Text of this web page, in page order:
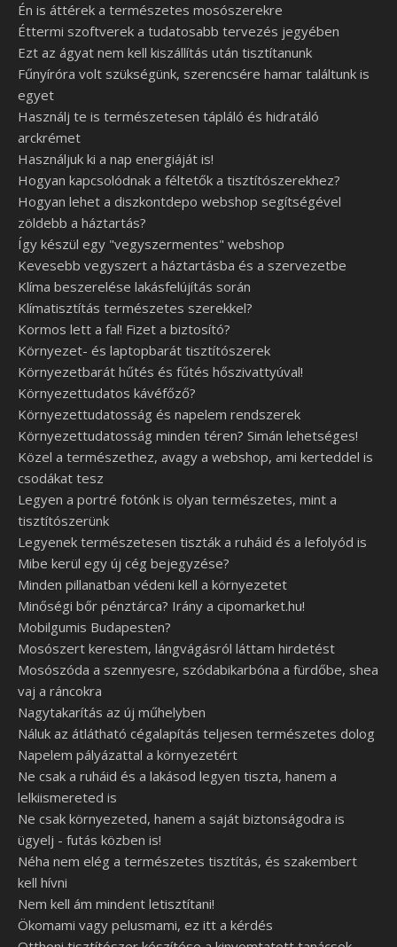
Én is áttérek a természetes mosószerekre
Éttermi szoftverek a tudatosabb tervezés jegyében
Ezt az ágyat nem kell kiszállítás után tisztítanunk
Fűnyíróra volt szükségünk, szerencsére hamar találtunk is
egyet
Használj te is természetesen tápláló és hidratáló
arckrémet
Használjuk ki a nap energiáját is!
Hogyan kapcsolódnak a féltetők a tisztítószerekhez?
Hogyan lehet a diszkontdepo webshop segítségével
zöldebb a háztartás?
Így készül egy "vegyszermentes" webshop
Kevesebb vegyszert a háztartásba és a szervezetbe
Klíma beszerelése lakásfelújítás során
Klímatisztítás természetes szerekkel?
Kormos lett a fal! Fizet a biztosító?
Környezet- és laptopbarát tisztítószerek
Környezetbarát hűtés és fűtés hőszivattyúval!
Környezettudatos kávéfőző?
Környezettudatosság és napelem rendszerek
Környezettudatosság minden téren? Simán lehetséges!
Közel a természethez, avagy a webshop, ami kerteddel is
csodákat tesz
Legyen a portré fotónk is olyan természetes, mint a
tisztítószerünk
Legyenek természetesen tiszták a ruháid és a lefolyód is
Mibe kerül egy új cég bejegyzése?
Minden pillanatban védeni kell a környezetet
Minőségi bőr pénztárca? Irány a cipomarket.hu!
Mobilgumis Budapesten?
Mosószert kerestem, lángvágásról láttam hirdetést
Mosószóda a szennyesre, szódabikarbóna a fürdőbe, shea
vaj a ráncokra
Nagytakarítás az új műhelyben
Náluk az átlátható cégalapítás teljesen természetes dolog
Napelem pályázattal a környezetért
Ne csak a ruháid és a lakásod legyen tiszta, hanem a
lelkiismereted is
Ne csak környezeted, hanem a saját biztonságodra is
ügyelj - futás közben is!
Néha nem elég a természetes tisztítás, és szakembert
kell hívni
Nem kell ám mindent letisztítani!
Ökomami vagy pelusmami, ez itt a kérdés